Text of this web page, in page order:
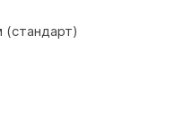
(стандарт)